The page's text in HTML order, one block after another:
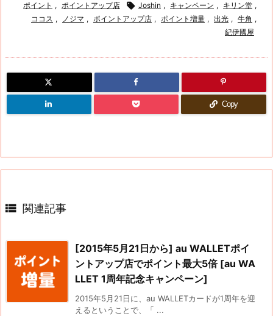
ポイント , ポイントアップ店  Joshin , キャンペーン , キリン堂 ,
ココス , ノジマ , ポイントアップ店 , ポイント増量 , 出光 , 牛角 ,
紀伊國屋
Copy
 関連記事
[2015年5月21日から] au WALLETポイ
ントアップ店でポイント最大5倍 [au WA
LLET 1周年記念キャンペーン]
2015年5月21日に、au WALLETカードが1周年を迎
えるということで、「 ...